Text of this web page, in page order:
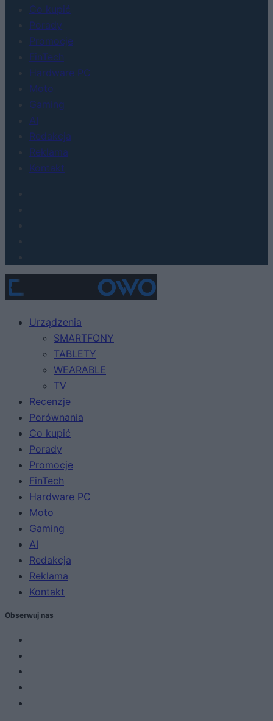
Co kupić
Porady
Promocje
FinTech
Hardware PC
Moto
Gaming
AI
Redakcja
Reklama
Kontakt
Urządzenia
SMARTFONY
TABLETY
WEARABLE
TV
Recenzje
Porównania
Co kupić
Porady
Promocje
FinTech
Hardware PC
Moto
Gaming
AI
Redakcja
Reklama
Kontakt
Obserwuj nas